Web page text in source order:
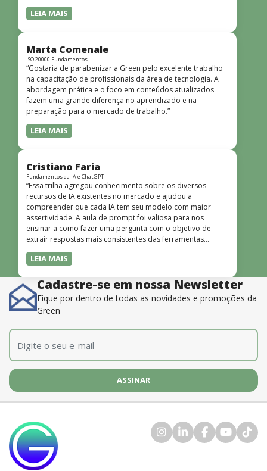
LEIA MAIS
Marta Comenale
ISO 20000 Fundamentos
“Gostaria de parabenizar a Green pelo excelente trabalho
na capacitação de profissionais da área de tecnologia. A
abordagem prática e o foco em conteúdos atualizados
fazem uma grande diferença no aprendizado e na
preparação para o mercado de trabalho.”
LEIA MAIS
Cristiano Faria
Fundamentos da IA e ChatGPT
“Essa trilha agregou conhecimento sobre os diversos
recursos de IA existentes no mercado e ajudou a
compreender que cada IA tem seu modelo com maior
assertividade. A aula de prompt foi valiosa para nos
ensinar a como fazer uma pergunta com o objetivo de
extrair respostas mais consistentes das ferramentas
disponíveis. O instrutor também é muito bom, além de
dominar o conteúdo, possui uma didática que incentiva o
LEIA MAIS
Cadastre-se em nossa Newsletter
Fique por dentro de todas as novidades e promoções da
Green
E-mail